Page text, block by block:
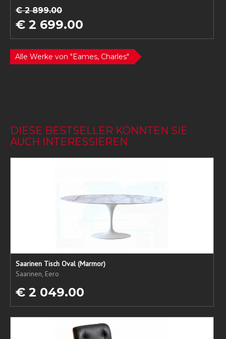
€ 2 899.00
€ 2 699.00
Alle Werke von "Eames, Charles"
DIESE BESTSELLER KÖNNTEN SIE
AUCH INTERESSIEREN
Saarinen Tisch Oval (Marmor)
Saarinen, Eero
€ 2 049.00